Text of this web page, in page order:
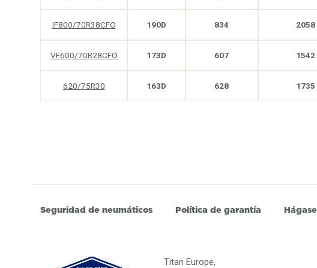
IF800/70R38CFO 190D 834 2058
VF600/70R28CFO 173D 607 1542
620/75R30 163D 628 1735
Seguridad de neumáticos Política de garantía
Titan Europe,